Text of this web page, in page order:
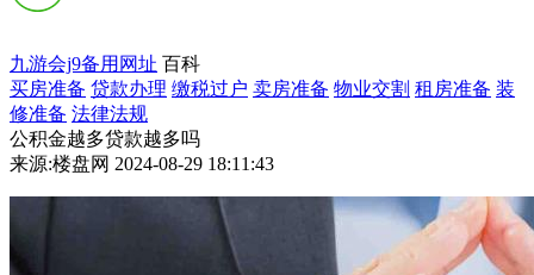
九游会j9备用网址 百科
买房准备 贷款办理 缴税过户 卖房准备 物业交割 租房准备 装
修准备 法律法规
公积金越多贷款越多吗
来源:楼盘网 2024-08-29 18:11:43